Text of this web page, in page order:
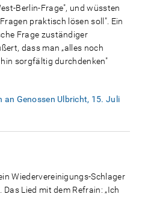
Berlin-Frage", und wüssten
praktisch lösen soll". Ein
Frage zuständiger
dass man „alles noch
sorgfältig durchdenken"
an Genossen Ulbricht, 15. Juli
Wiedervereinigungs-Schlager
Lied mit dem Refrain: „Ich